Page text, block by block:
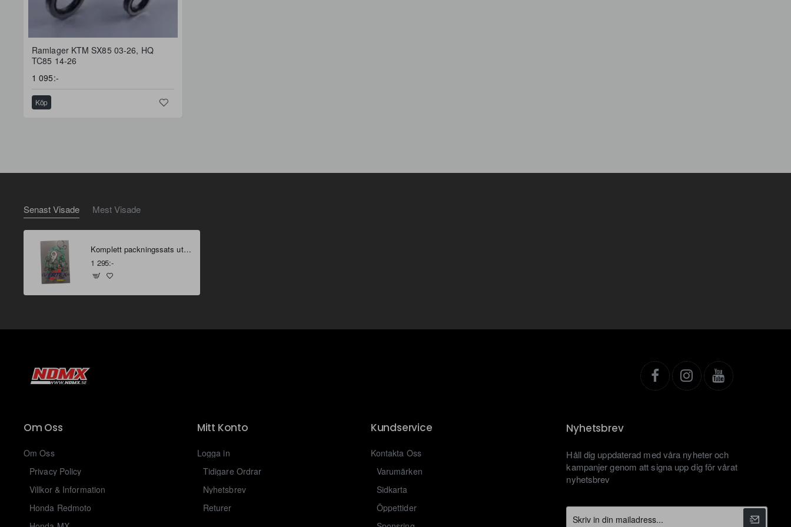
FRI FRAKT
Ramlager KTM SX85 03-26, HQ
TC85 14-26
1 095:-
Köp
Senast Visade Mest Visade
Komplett packningssats utan PB KTM/HQ 85 18-26
1 295:-
Om Oss
Om Oss
Privacy Policy
Villkor & Information
Honda Redmoto
Mitt Konto
Logga in
Tidigare Ordrar
Nyhetsbrev
Returer
Kundservice
Kontakta Oss
Varumärken
Sidkarta
Öppettider
Nyhetsbrev
Håll dig uppdaterad med våra nyheter och
kampanjer genom att signa upp dig för vårat
nyhetsbrev
Skriv